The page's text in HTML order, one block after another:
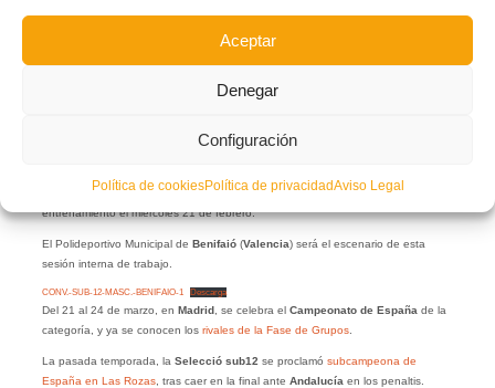
Aceptar
Denegar
Configuración
Política de cookiesPolítica de privacidadAviso Legal
Federació de Futbol de la Comunitat Valenciana
El seleccionadorÓscar Lópezha convocado a 19 jugadores para el próximo
entrenamiento el miércoles 21 de febrero.
El Polideportivo Municipal de Benifaió(Valencia) será el escenario de esta
sesión interna de trabajo.
CONV.-SUB-12-MASC.-BENIFAIO-1 Descarga
Del 21 al 24 de marzo, en Madrid, se celebra el Campeonato de España de la
categoría, y ya se conocen los rivales de la Fase de Grupos.
La pasada temporada, la Selecció sub12 se proclamó subcampeona de
España en Las Rozas, tras caer en la final ante Andalucía en los penaltis.